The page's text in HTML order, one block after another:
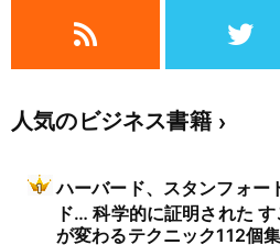
人気のビジネス書籍
ハーバード、スタンフォー
ド… 科学的に証明された
が変わるテクニック112個